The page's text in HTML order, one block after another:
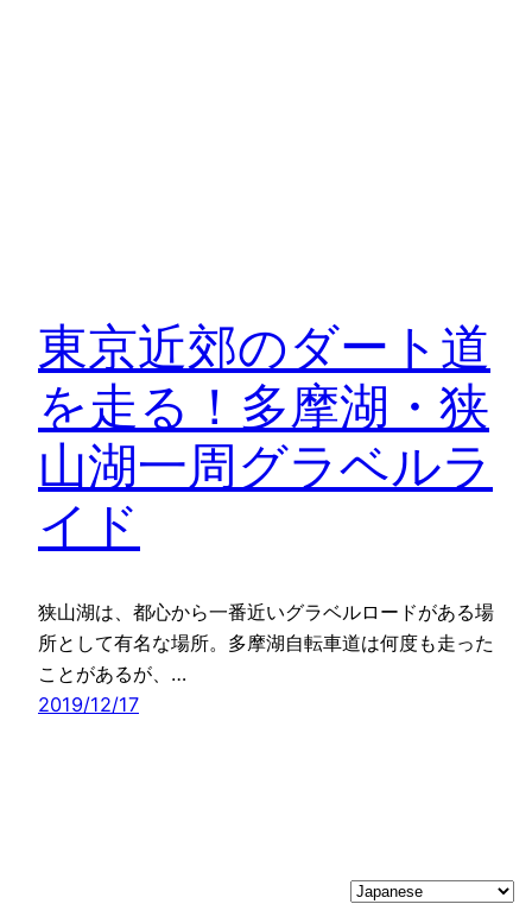
東京近郊のダート道
を走る！多摩湖・狭
山湖一周グラベルラ
イド
狭山湖は、都心から一番近いグラベルロードがある場
所として有名な場所。多摩湖自転車道は何度も走った
ことがあるが、…
2019/12/17